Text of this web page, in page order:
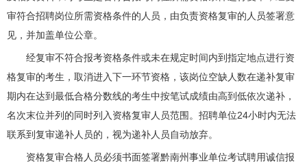
审符合招聘岗位所需资格条件的人员，由负责资格复审的人员签署意
见，并加盖单位公章。
经复审不符合报考资格条件或未在规定时间内到指定地点进行资
格复审的考生，取消进入下一环节资格，该岗位空缺人数在递补复审
期内在达到最低合格分数线的考生中按笔试成绩由高到低依次递补，
名次末位并列的同时列入资格复审人员范围。招聘单位24小时内无法
联系到复审递补人员的，视为递补人员自动放弃。
资格复审合格人员必须书面签署黔南州事业单位考试聘用诚信报